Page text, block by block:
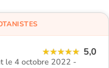
5,0
le 4 octobre 2022 -